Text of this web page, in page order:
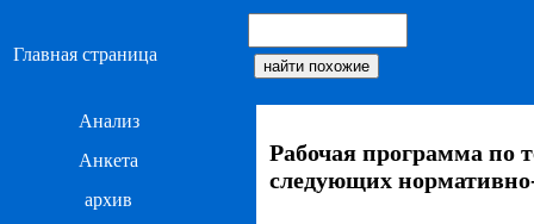
Главная страница
Анализ
Анкета
архив
Рабочая программа по
следующих